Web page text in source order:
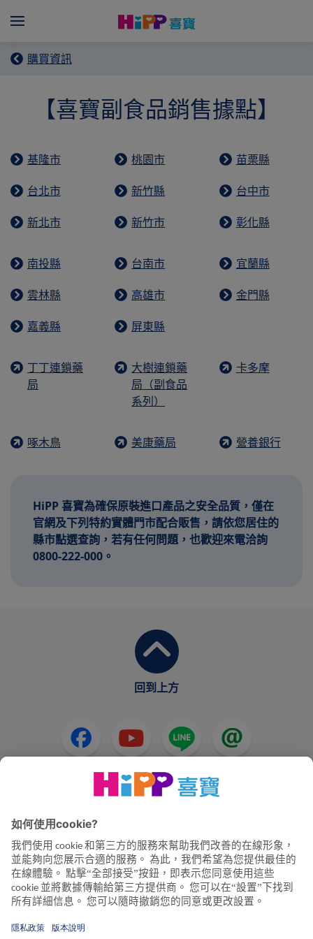
Menü
購買資訊
【喜寶副食品銷售據點】
基隆市
台北市
新北市
桃園市
新竹縣
新竹市
苗栗縣
台中市
彰化縣
南投縣
雲林縣
嘉義縣
台南市
高雄市
屏東縣
宜蘭縣
金門縣
丁丁連鎖藥
局
大樹連鎖藥
局（副食品
系列）
卡多摩
啄木鳥 美康藥局 營養銀行
HiPP 喜寶為確保原裝進口產品之安全品質，僅在
官網及下列特約實體門市配合販售，請依您居住的
縣市點選查詢，若有任何問題，也歡迎來電洽詢
0800-222-000。
回到上方
HiPP奶粉 HiPP嬰兒食品 HiPP懷孕
隱私政策和使用條款
聯絡我們